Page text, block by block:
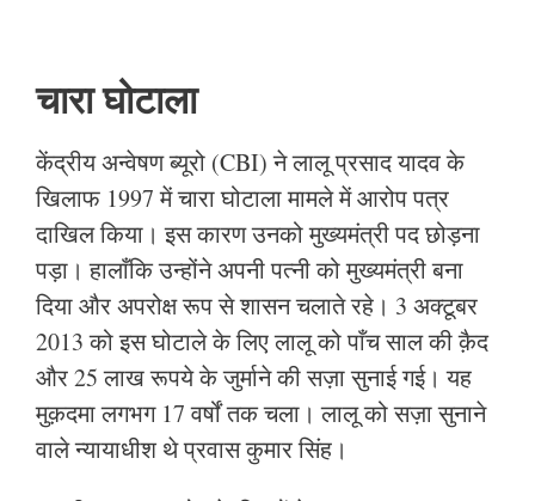
चारा घोटाला
केंद्रीय अन्वेषण ब्यूरो (CBI) ने लालू प्रसाद यादव के
खिलाफ 1997 में चारा घोटाला मामले में आरोप पत्र
दाखिल किया। इस कारण उनको मुख्यमंत्री पद छोड़ना
पड़ा। हालाँकि उन्होंने अपनी पत्नी को मुख्यमंत्री बना
दिया और अपरोक्ष रूप से शासन चलाते रहे। 3 अक्टूबर
2013 को इस घोटाले के लिए लालू को पाँच साल की क़ैद
और 25 लाख रूपये के जुर्माने की सज़ा सुनाई गई। यह
मुक़दमा लगभग 17 वर्षों तक चला। लालू को सज़ा सुनाने
वाले न्यायाधीश थे प्रवास कुमार सिंह।